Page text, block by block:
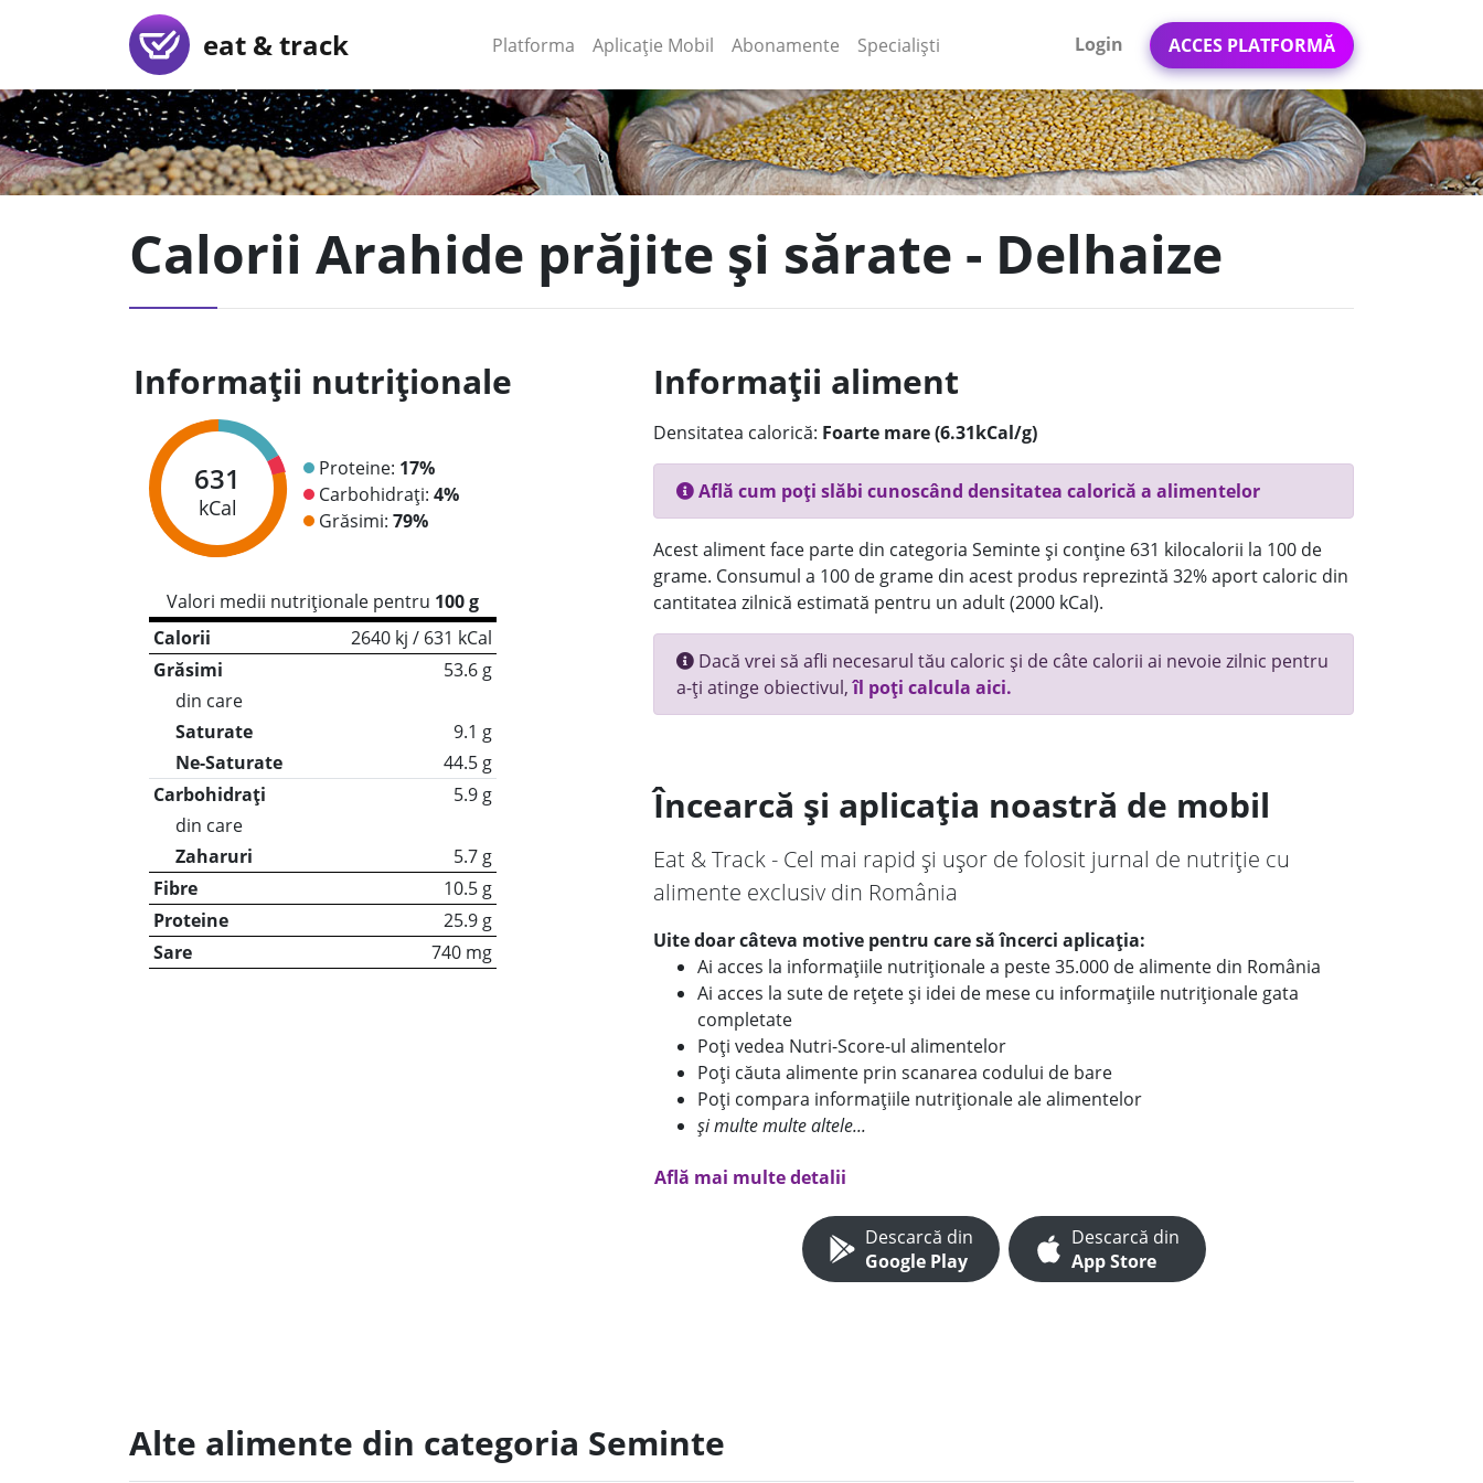
eat & track Platforma (current)
Aplicație Mobil (current)
Abonamente Specialiști Login ACCES PLATFORMĂ
Calorii Arahide prăjite și sărate - Delhaize
Informații nutriționale
631
kCal
Proteine: 17%
Carbohidrați: 4%
Grăsimi: 79%
Valori medii nutriționale pentru 100 g
Calorii
2640 kj / 631 kCal
Grăsimi
53.6 g
din care
Saturate
9.1 g
Ne-Saturate
44.5 g
Carbohidrați
5.9 g
din care
Zaharuri
5.7 g
Fibre
10.5 g
Proteine
25.9 g
Sare
740 mg
Informații aliment
Densitatea calorică: Foarte mare (6.31kCal/g)
Află cum poți slăbi cunoscând densitatea calorică a alimentelor
Acest aliment face parte din categoria Seminte și conține 631 kilocalorii la 100 de
grame. Consumul a 100 de grame din acest produs reprezintă 32% aport caloric din
cantitatea zilnică estimată pentru un adult (2000 kCal).
Dacă vrei să afli necesarul tău caloric și de câte calorii ai nevoie zilnic pentru
a-ți atinge obiectivul,îl poți calcula aici.
Încearcă și aplicația noastră de mobil
Eat & Track - Cel mai rapid și ușor de folosit jurnal de nutriție cu
alimente exclusiv din România
Uite doar câteva motive pentru care să încerci aplicația:
Ai acces la informațiile nutriționale a peste 35.000 de alimente din România
Ai acces la sute de rețete și idei de mese cu informațiile nutriționale gata
completate
Poți vedea Nutri-Score-ul alimentelor
Poți căuta alimente prin scanarea codului de bare
Poți compara informațiile nutriționale ale alimentelor
și multe multe altele...
Află mai multe detalii
Descarcă din
Google Play
Descarcă din
App Store
Alte alimente din categoria Seminte